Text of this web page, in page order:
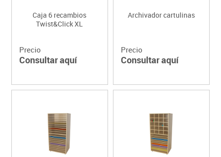
Caja 6 recambios
Twist&Click XL
Precio
Consultar aquí
Archivador cartulinas
Precio
Consultar aquí